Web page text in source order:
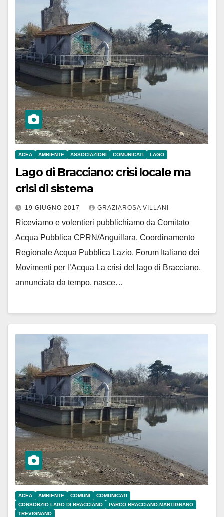
ACEA AMBIENTE ASSOCIAZIONI COMUNICATI LAGO
Lago di Bracciano: crisi locale ma
crisi di sistema
19 GIUGNO 2017 GRAZIAROSA VILLANI
Riceviamo e volentieri pubblichiamo da Comitato
Acqua Pubblica CPRN/Anguillara, Coordinamento
Regionale Acqua Pubblica Lazio, Forum Italiano dei
Movimenti per l’Acqua La crisi del lago di Bracciano,
annunciata da tempo, nasce…
ACEA AMBIENTE COMUNI
COMUNICATI
CONSORZIO LAGO DI BRACCIANO
PARCO BRACCIANO-MARTIGNANO
TREVIGNANO